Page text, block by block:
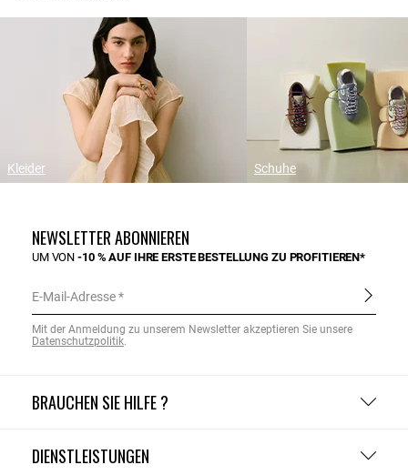
Kleider Schuhe
BRAUCHEN SIE HILFE ?
DIENSTLEISTUNGEN
NEWSLETTER ABONNIEREN
UM VON-10 % AUF IHRE ERSTE BESTELLUNG ZU PROFITIEREN*
E-Mail-Adresse
Mit der Anmeldung zu unserem Newsletter akzeptieren Sie unsere
Datenschutzpolitik.